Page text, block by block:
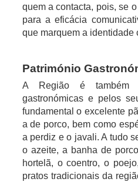
quem a contacta, pois, se
para a eficácia
que marquem a identidade
Património
A Região é também
gastronómicas e pelos
fundamental o excelente
a de porco, bem como
a perdiz e o javali. A tudo
o azeite, a banha de
hortelã, o coentro, o
pratos tradicionais da